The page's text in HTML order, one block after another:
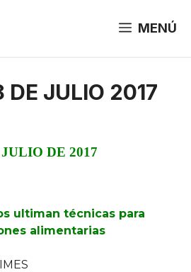
MENÚ
DE JULIO 2017
DE 2017
ultiman técnicas para
alimentarias